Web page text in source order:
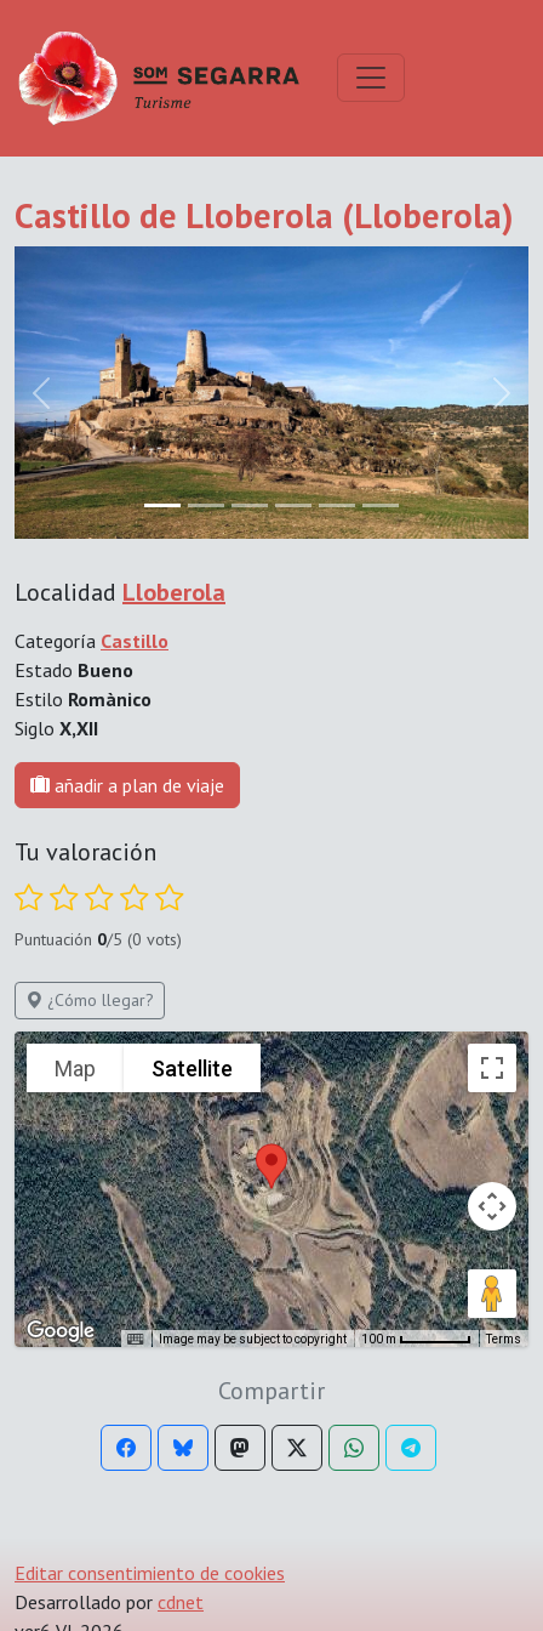
Castillo de Lloberola (Lloberola)
Previous Next
Localidad Lloberola
Categoría Castillo
Estado Bueno
Estilo Romànico
Siglo X,XII
añadir a plan de viaje
Tu valoración
Puntuación 0/5 (0 vots)
¿Cómo llegar?
Map Satellite
Image may be subject to copyright 100 m Terms
Compartir
Editar consentimiento de cookies
Desarrollado por cdnet